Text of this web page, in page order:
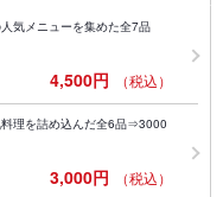
気メニューを集めた全7品
4,500円 （税込）
理を詰め込んだ全6品⇒3000
3,000円 （税込）